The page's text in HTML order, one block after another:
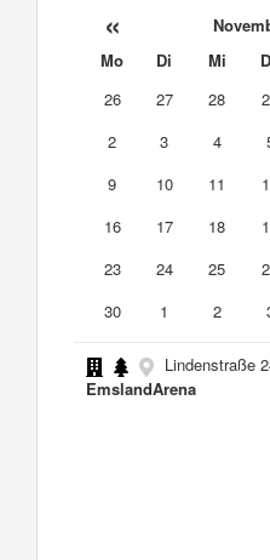
«
Mo Di Mi
26
27 28
2
3 4
9
10 11
16
17 18
23
24 25
30
1 2
Lindenstraße
EmslandArena